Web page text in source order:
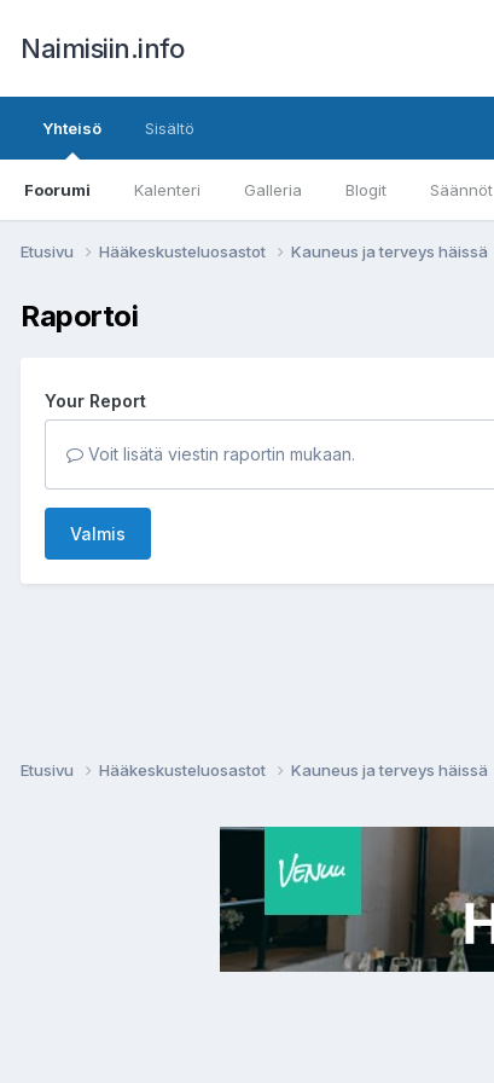
Naimisiin.info
Yhteisö
Foorumi Kalenteri Galleria Blogit Säännöt
Sisältö
Etusivu Hääkeskusteluosastot Kauneus ja terveys häissä
Raportoi
Your Report
Voit lisätä viestin raportin mukaan.
Valmis
Etusivu Hääkeskusteluosastot Kauneus ja terveys häissä